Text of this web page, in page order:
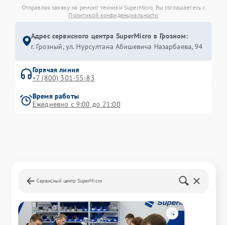
Отправляя заявку на ремонт техники SuperMicro, Вы соглашаетесь с
Политикой конфиденциальности
Адрес сервисного центра SuperMicro в Грозном:
г. Грозный, ул. Нурсултана Абишевича Назарбаева, 94
Горячая линия
+7 (800) 301-55-83
Время работы
Ежедневно с 9:00 до 21:00
Сервисный центр SuperMicro